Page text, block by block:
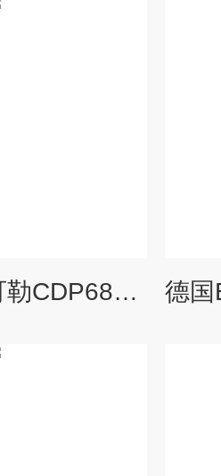
ECKERLE艾可勒CDP6800隔膜泵的应用组合形式